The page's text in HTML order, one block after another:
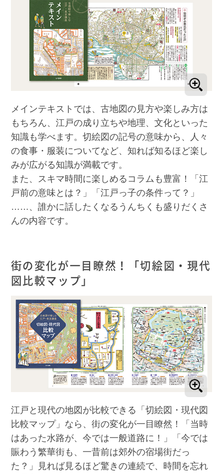
メインテキストでは、古地図の見方や楽しみ方は
もちろん、江戸の成り立ちや地理、文化といった
知識も学べます。切絵図の記号の意味から、人々
の食事・服装についてなど、知れば知るほど楽し
みが広がる知識が満載です。
また、スキマ時間に楽しめるコラムも豊富！「江
戸前の意味とは？」「江戸っ子の条件って？」
……、誰かに話したくなるうんちくも盛りだくさ
んの内容です。
街の変化が一目瞭然！「切絵図・現代
図比較マップ」
江戸と現代の地図が比較できる「切絵図・現代図
比較マップ」なら、街の変化が一目瞭然！「当時
はあった水路が、今では一般道路に！」「今では
賑わう繁華街も、一昔前は郊外の宿場街だっ
た？」見れば見るほど驚きの連続で、時間を忘れ